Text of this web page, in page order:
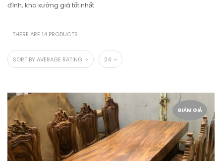
đình, kho xưởng giá tốt nhất.
THERE ARE 14 PRODUCTS
SORT BY AVERAGE RATING 24
GIẢM GIÁ